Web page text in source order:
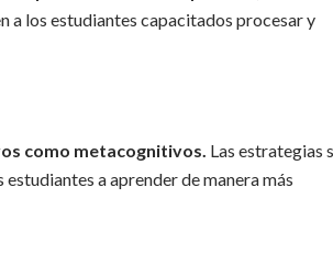
a los estudiantes capacitados procesar y
como metacognitivos. Las estrategias
a aprender de manera más